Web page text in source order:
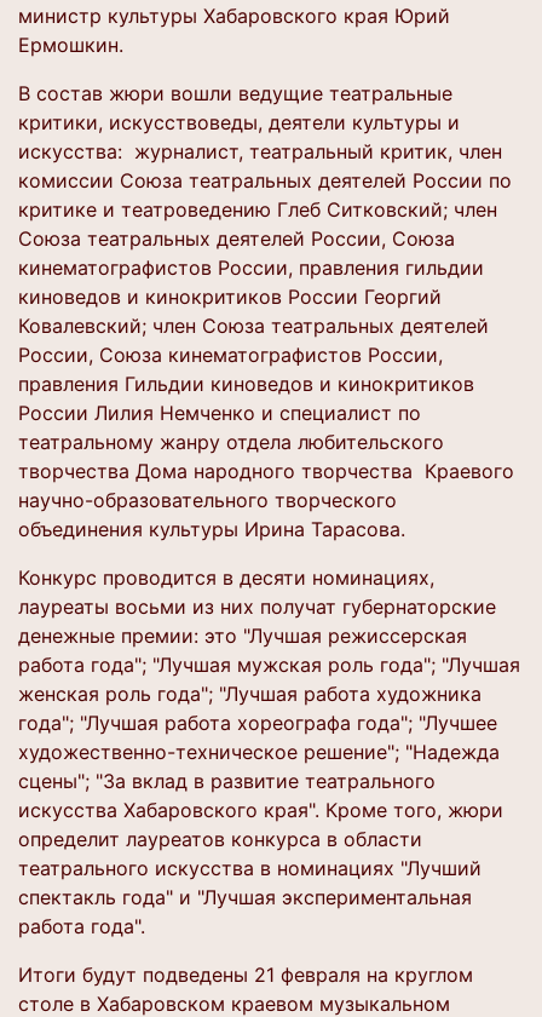
министр культуры Хабаровского края Юрий
Ермошкин.
В состав жюри вошли ведущие театральные
критики, искусствоведы, деятели культуры и
искусства: журналист, театральный критик, член
комиссии Союза театральных деятелей России по
критике и театроведению Глеб Ситковский; член
Союза театральных деятелей России, Союза
кинематографистов России, правления гильдии
киноведов и кинокритиков России Георгий
Ковалевский; член Союза театральных деятелей
России, Союза кинематографистов России,
правления Гильдии киноведов и кинокритиков
России Лилия Немченко и специалист по
театральному жанру отдела любительского
творчества Дома народного творчества Краевого
научно-образовательного творческого
объединения культуры Ирина Тарасова.
Конкурс проводится в десяти номинациях,
лауреаты восьми из них получат губернаторские
денежные премии: это "Лучшая режиссерская
работа года"; "Лучшая мужская роль года"; "Лучшая
женская роль года"; "Лучшая работа художника
года"; "Лучшая работа хореографа года"; "Лучшее
художественно-техническое решение"; "Надежда
сцены"; "За вклад в развитие театрального
искусства Хабаровского края". Кроме того, жюри
определит лауреатов конкурса в области
театрального искусства в номинациях "Лучший
спектакль года" и "Лучшая экспериментальная
работа года".
Итоги будут подведены 21 февраля на круглом
столе в Хабаровском краевом музыкальном